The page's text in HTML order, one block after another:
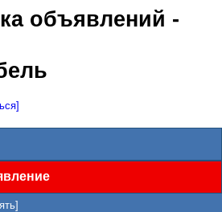
объявлений -